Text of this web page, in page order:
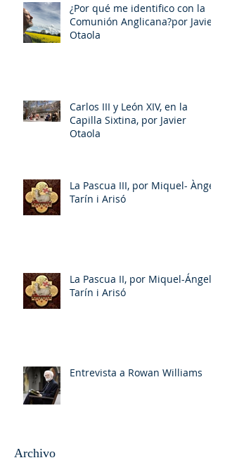
¿Por qué me identifico con la
Comunión Anglicana?por Javier
Otaola
Carlos III y León XIV, en la
Capilla Sixtina, por Javier
Otaola
La Pascua III, por Miquel- Àngel
Tarín i Arisó
La Pascua II, por Miquel-Ángel
Tarín i Arisó
Entrevista a Rowan Williams
Archivo